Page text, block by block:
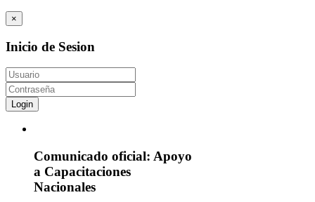
×
Inicio de Sesion
Login
Comunicado oficial: Apoyo
a Capacitaciones
Nacionales